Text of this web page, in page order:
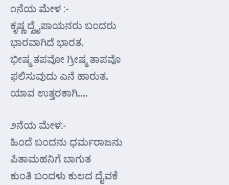
೧ನೆಯ ಮೇಳ :-
ಕೃಷ್ಣ ದ್ವೈಪಾಯನರು ಬಂದರು
ಭಾರವಾಗಿದೆ ಭಾರತ.
ಭೀಷ್ಮ ತಪವೋ ಗ್ರೀಷ್ಮ ತಾಪವೊ
ಫಲಿಸುವುದು ಎನೆ ಹಾರುತ.
ಯಾವ ಉತ್ತರಕಾಗಿ….
೨ನೆಯ ಮೇಳ:-
ಹಿಂದೆ ಬಂದನು ಧರ್ಮರಾಜನು
ಪಿತಾಮಹನಿಗೆ ಬಾಗುತ
ಕುಂತಿ ಬಂದಳು ಕುಲದ ದೈವಕೆ